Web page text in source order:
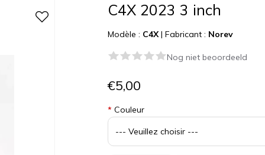
C4X 2023 3 inch
Modèle : C4X|Fabricant : Norev
Nog niet beoordeeld
€5,00
* Couleur